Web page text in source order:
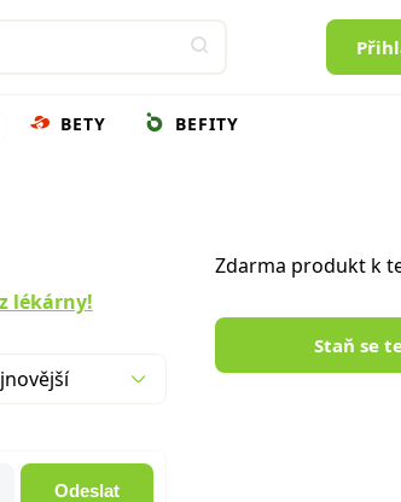
BETY BEFITY
lékárny!
Odeslat
Zdarma produkt k
Staň se